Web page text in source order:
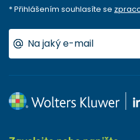
* Přihlášením souhlasíte se